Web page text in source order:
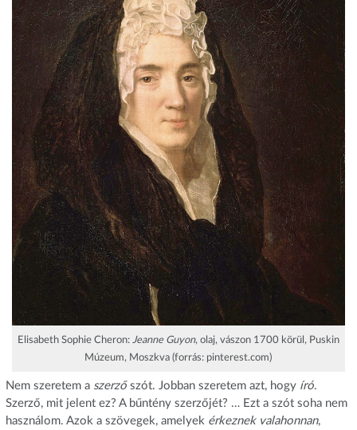
Elisabeth Sophie Cheron: Jeanne Guyon, olaj, vászon 1700 körül, Puskin
Múzeum, Moszkva (forrás: pinterest.com)
Nem szeretem a szerzőszót. Jobban szeretem azt, hogy író.
Szerző, mit jelent ez? A bűntény szerzőjét? … Ezt a szót soha nem
használom. Azok a szövegek, amelyek érkeznek valahonnan,